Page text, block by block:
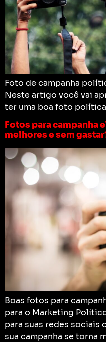
Foto de campanha
Neste artigo você vai
ter uma boa foto política
Fotos para campanha
melhores e sem
Boas fotos para
para o Marketing
para suas redes sociais
sua campanha se torna